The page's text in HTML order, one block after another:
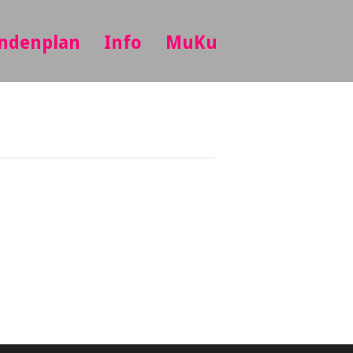
Info MuKu